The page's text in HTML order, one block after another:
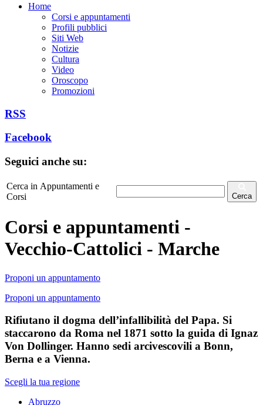
Home
Corsi e appuntamenti
Profili pubblici
Siti Web
Notizie
Cultura
Video
Oroscopo
Promozioni
RSS
Facebook
Seguici anche su:
Cerca in Appuntamenti e
Corsi
Cerca
Corsi e appuntamenti -
Vecchio-Cattolici - Marche
Proponi un appuntamento
Proponi un appuntamento
Rifiutano il dogma dell’infallibilità del Papa. Si
staccarono da Roma nel 1871 sotto la guida di Ignaz
Von Dollinger. Hanno sedi arcivescovili a Bonn,
Berna e a Vienna.
Scegli la tua regione
Abruzzo